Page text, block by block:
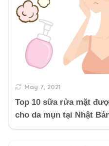
May 7, 2021
Top 10 sữa rửa mặt
cho da mụn tại Nhật